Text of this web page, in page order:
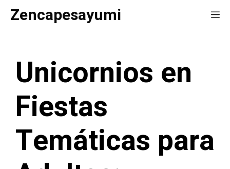
SaltarZencapesayumi
Unicornios en
Fiestas
Temáticas para